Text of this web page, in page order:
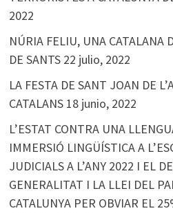
2022
NÚRIA FELIU, UNA CATALANA
DE SANTS 22 julio, 2022
LA FESTA DE SANT JOAN DE
CATALANS 18 junio, 2022
L’ESTAT CONTRA UNA
IMMERSIÓ LINGÜÍSTICA A
JUDICIALS A L’ANY 2022 I EL
GENERALITAT I LA LLEI DEL
CATALUNYA PER OBVIAR EL